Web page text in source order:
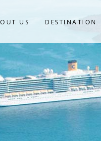
US DESTINATION